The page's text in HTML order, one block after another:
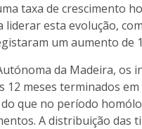
taxa de crescimento
liderar esta evolução,
um aumento de
da Madeira, os
12 meses terminados
do que no período
A distribuição das